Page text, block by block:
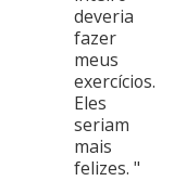
deveria
fazer
meus
exercícios.
Eles
seriam
mais
felizes. "